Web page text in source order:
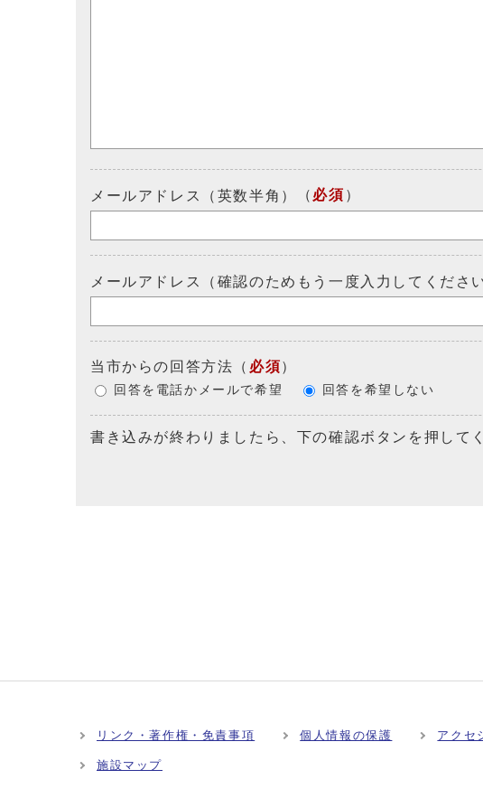
メールアドレス（英数半角） （ 必須 ）
メールアドレス（確認のためもう一度入力してください
当市からの回答方法 （ 必須）
回答を電話かメールで希望 回答を希望しない
書き込みが終わりましたら、下の確認ボタンを押して
リンク・著作権・免責事項 個人情報の保護 アクセ
施設マップ